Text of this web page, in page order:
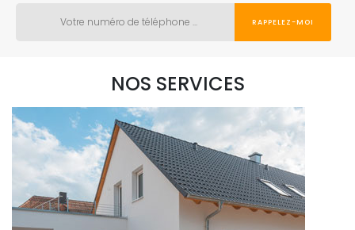
NOS SERVICES